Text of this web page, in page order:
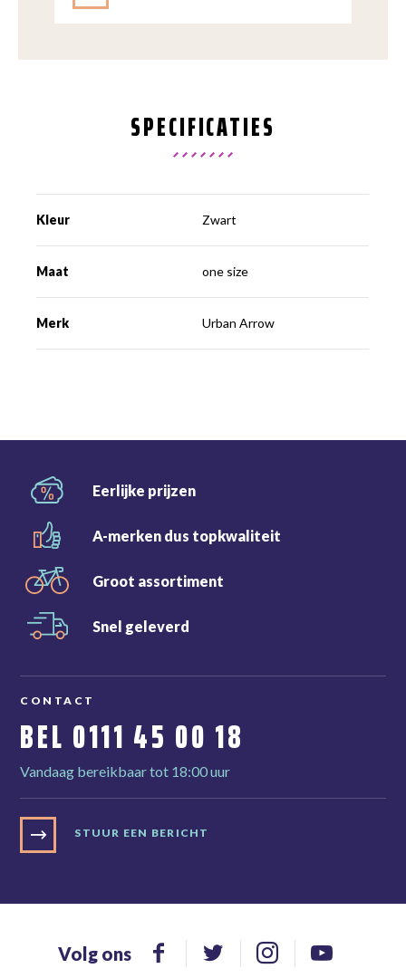
SPECIFICATIES
Kleur Zwart
Maat one size
Merk Urban Arrow
Eerlijke prijzen
A-merken dus topkwaliteit
Groot assortiment
Snel geleverd
CONTACT
BEL 0111 45 00 18
Vandaag bereikbaar tot 18:00 uur
STUUR EEN BERICHT
Volg ons